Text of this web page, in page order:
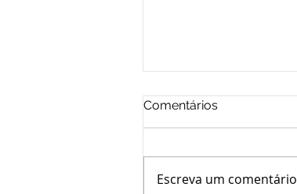
Comentários
Escreva um comentário